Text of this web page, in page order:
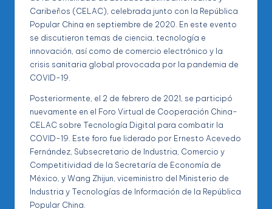
Caribeños (CELAC), celebrada junto con la República
Popular China en septiembre de 2020. En este evento
se discutieron temas de ciencia, tecnología e
innovación, así como de comercio electrónico y la
crisis sanitaria global provocada por la pandemia de
COVID-19.
Posteriormente, el 2 de febrero de 2021, se participó
nuevamente en el Foro Virtual de Cooperación China-
CELAC sobre Tecnología Digital para combatir la
COVID-19. Este foro fue liderado por Ernesto Acevedo
Fernández, Subsecretario de Industria, Comercio y
Competitividad de la Secretaría de Economía de
México, y Wang Zhijun, viceministro del Ministerio de
Industria y Tecnologías de Información de la República
Popular China.